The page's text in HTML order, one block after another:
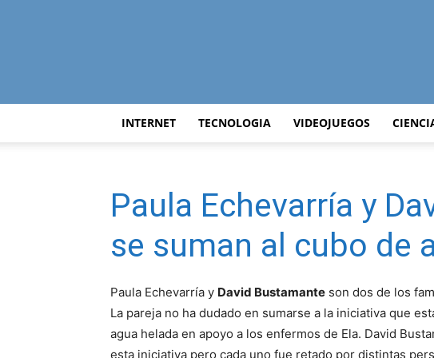
INTERNET TECNOLOGIA VIDEOJUEGOS
Paula Echevarría y
se suman al cubo de
Paula Echevarría y David Bustamante son dos de los
La pareja no ha dudado en sumarse a la iniciativa que
agua helada en apoyo a los enfermos de Ela. David
esta iniciativa pero cada uno fue retado por distintas